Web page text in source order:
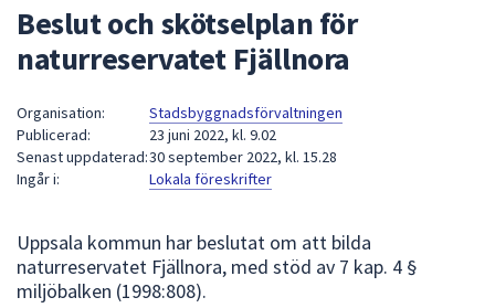
sökfältet
kommer
sökförslag
presenteras
under
för
att
Beslut och skötselplan för
naturreservatet Fjällnora
Organisation:
Stadsbyggnadsförvaltningen
Publicerad:
23 juni 2022, kl. 9.02
Senast uppdaterad:30 september 2022, kl. 15.28
Ingår i:
Lokala föreskrifter
Uppsala kommun har beslutat om att bilda
naturreservatet Fjällnora, med stöd av 7 kap. 4 §
miljöbalken (1998:808).